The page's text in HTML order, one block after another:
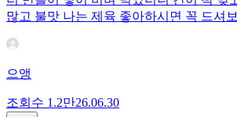
많고 불맛 나는 제육 좋아하시면 꼭 드셔
으앵
조회수 1.2만26.06.30